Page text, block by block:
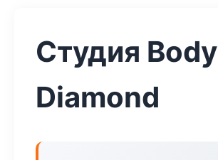
Студия Body
Diamond